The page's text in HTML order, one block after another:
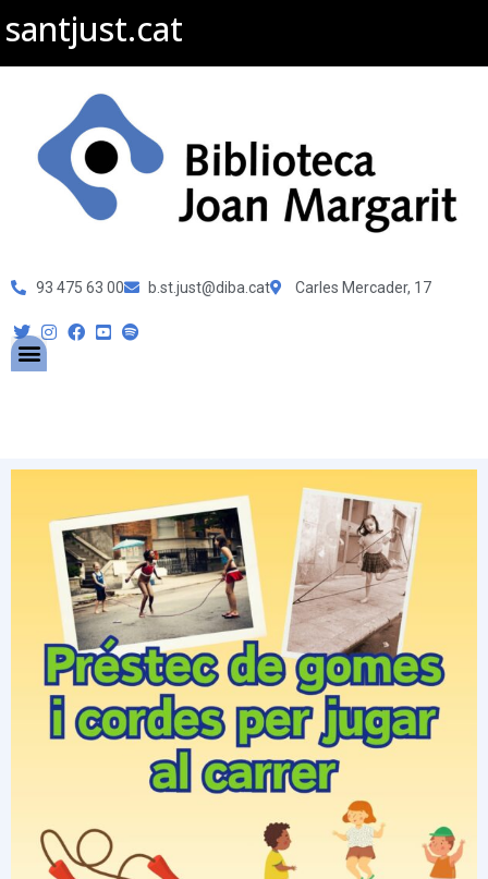
santjust.cat
93 475 63 00 b.st.just@diba.cat Carles Mercader, 17